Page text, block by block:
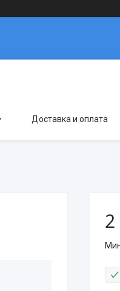
Доставка и оплата